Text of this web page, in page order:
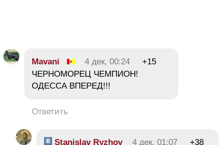
Mavani 4 дек, 00:24
+15
ЧЕРНОМОРЕЦ ЧЕМПИОН!
ОДЕССА ВПЕРЕД!!!
Ответить
Stanislav Ryzhov 4 дек, 01:07 +38